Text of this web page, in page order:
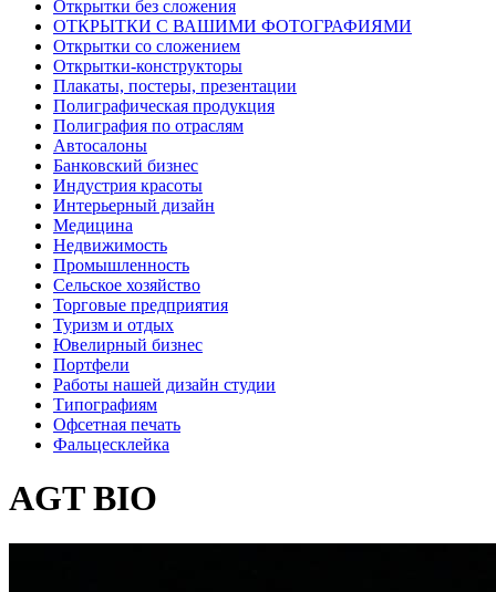
Открытки без сложения
ОТКРЫТКИ С ВАШИМИ ФОТОГРАФИЯМИ
Открытки со сложением
Открытки-конструкторы
Плакаты, постеры, презентации
Полиграфическая продукция
Полиграфия по отраслям
Автосалоны
Банковский бизнес
Индустрия красоты
Интерьерный дизайн
Медицина
Недвижимость
Промышленность
Сельское хозяйство
Торговые предприятия
Туризм и отдых
Ювелирный бизнес
Портфели
Работы нашей дизайн студии
Типографиям
Офсетная печать
Фальцесклейка
AGT BIO